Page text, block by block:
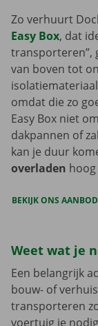
Zo verhuurt
Easy Box, dat
transporteren”,
van boven tot
omdat die zo
Easy Box niet
dakpannen of
kan je duur
overladen
BEKIJK ONS AANBOD
Weet wat je
Een belangrijk
bouw- of
transporteren
voertuig je